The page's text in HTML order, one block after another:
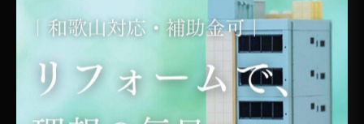
れます。
古民家リノベーション後悔しないための注意点
古民家リノベーションで後悔しないためには、事前の現